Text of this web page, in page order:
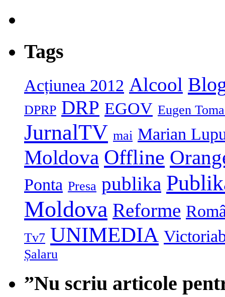
Tags
Acțiunea 2012 Alcool
DPRP DRP EGOV Eugen
JurnalTV mai Marian
Moldova Offline
Ponta Presa publika
Moldova Reforme
Tv7 UNIMEDIA
Șalaru
”Nu scriu articole